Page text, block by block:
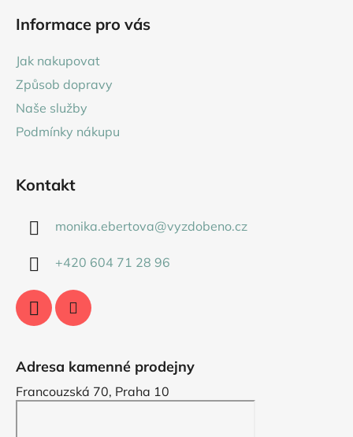
Informace pro vás
Jak nakupovat
Způsob dopravy
Naše služby
Podmínky nákupu
Kontakt
monika.ebertova@vyzdobeno.cz
+420 604 71 28 96
Adresa kamenné prodejny
Francouzská 70, Praha 10